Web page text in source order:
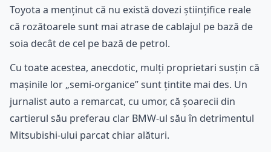
Toyota a menținut că nu există dovezi științifice reale
că rozătoarele sunt mai atrase de cablajul pe bază de
soia decât de cel pe bază de petrol.
Cu toate acestea, anecdotic, mulți proprietari susțin că
mașinile lor „semi-organice” sunt țintite mai des. Un
jurnalist auto a remarcat, cu umor, că șoarecii din
cartierul său preferau clar BMW-ul său în detrimentul
Mitsubishi-ului parcat chiar alături.